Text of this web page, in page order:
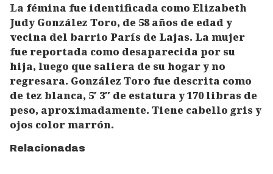
La fémina fue identificada como Elizabeth
Judy González Toro, de 58 años de edad y
vecina del barrio París de Lajas. La mujer
fue reportada como desaparecida por su
hija, luego que saliera de su hogar y no
regresara. González Toro fue descrita como
de tez blanca, 5′ 3″ de estatura y 170 libras de
peso, aproximadamente. Tiene cabello gris y
ojos color marrón.
Relacionadas